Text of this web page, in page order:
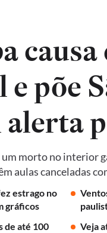
põe
alerta
morto no interior
aulas canceladas
estrago no
gráficos
de até 100
Veja